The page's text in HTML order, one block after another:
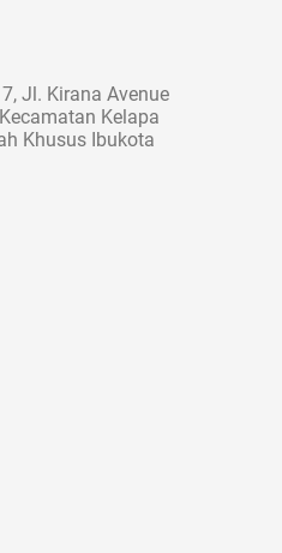
Jl. Kirana Avenue
Kelapa
Khusus Ibukota